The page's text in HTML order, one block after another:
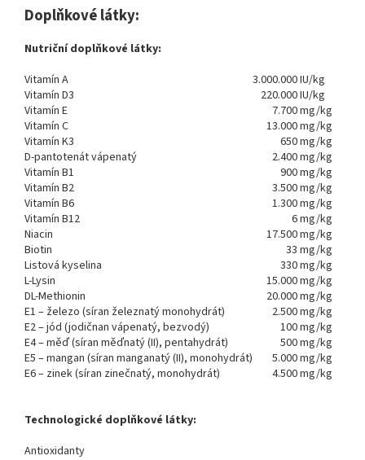
Doplňkové látky:
Nutriční doplňkové látky:
Vitamín A
3.000.000IU/kg
Vitamín D3
220.000IU/kg
Vitamín E
7.700mg/kg
Vitamín C
13.000mg/kg
Vitamín K3
650mg/kg
D-pantotenát vápenatý
2.400mg/kg
Vitamín B1
900mg/kg
Vitamín B2
3.500mg/kg
Vitamín B6
1.300mg/kg
Vitamín B12
6mg/kg
Niacin
17.500mg/kg
Biotin
33 mg/kg
Listová kyselina
330mg/kg
L-Lysin
15.000mg/kg
DL-Methionin
20.000mg/kg
E1 – železo (síran železnatý monohydrát)
2.500mg/kg
E2 – jód (jodičnan vápenatý, bezvodý)
100mg/kg
E4 – měď (síran měďnatý (II), pentahydrát)
500mg/kg
E5 – mangan (síran manganatý (II), monohydrát)
5.000mg/kg
E6 – zinek (síran zinečnatý, monohydrát)
4.500mg/kg
Technologické doplňkové látky:
Antioxidanty